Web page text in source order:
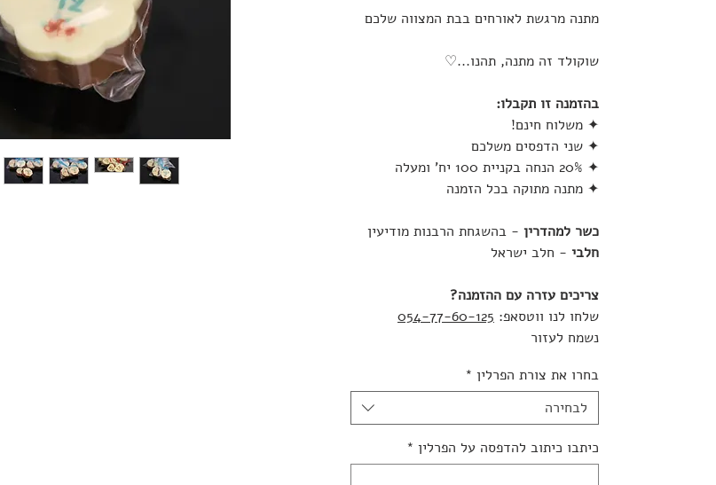
מתנה מרגשת לאורחים בבת המצווה שלכם
שוקולד זה מתנה, תהנו...♡
בהזמנה זו תקבלו:
✦ משלוח חינם!
✦ שני הדפסים משלכם
✦ 20% הנחה בקניית 100 יח' ומעלה
✦ מתנה מתוקה בכל הזמנה
כשר למהדרין - בהשגחת הרבנות מודיעין
חלבי - חלב ישראל
צריכים עזרה עם ההזמנה?
שלחו לנו ווטסאפ: 054-77-60-125
נשמח לעזור
בחרו את צורת הפרלין *
לבחירה
כיתבו כיתוב להדפסה על הפרלין *